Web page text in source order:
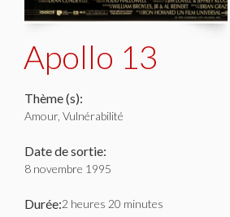
Apollo 13
Thème (s):
Amour, Vulnérabilité
Date de sortie:
8 novembre 1995
Durée:2 heures 20 minutes